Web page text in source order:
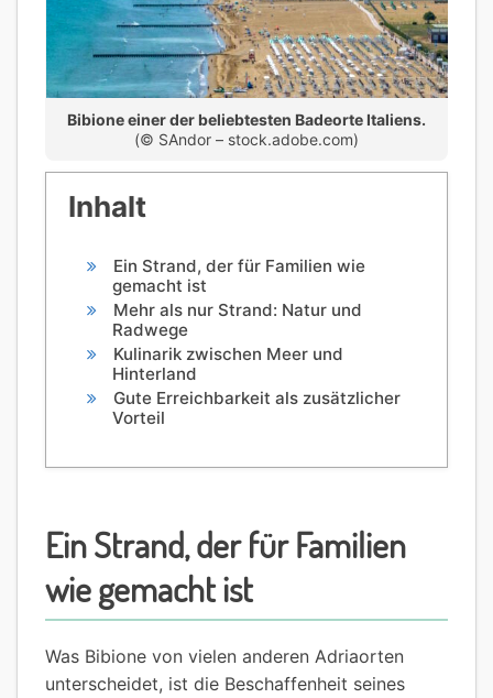
Bibione einer der beliebtesten Badeorte Italiens.
(© SAndor – stock.adobe.com)
Inhalt
Ein Strand, der für Familien wie
gemacht ist
Mehr als nur Strand: Natur und
Radwege
Kulinarik zwischen Meer und
Hinterland
Gute Erreichbarkeit als zusätzlicher
Vorteil
Ein Strand, der für Familien
wie gemacht ist
Was Bibione von vielen anderen Adriaorten
unterscheidet, ist die Beschaffenheit seines